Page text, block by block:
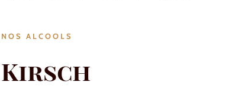
NOS ALCOOLS
Kirsch